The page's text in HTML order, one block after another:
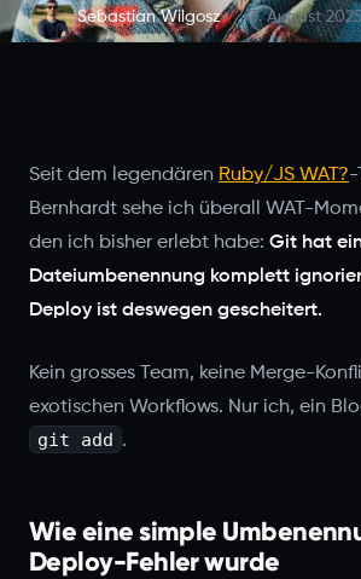
Sebastian Wilgosz 3. August 2025
Seit dem legendären Ruby/JS WAT?-
Bernhardt sehe ich überall WAT-
den ich bisher erlebt habe: Git hat
Dateiumbenennung komplett
Deploy ist deswegen gescheitert.
Kein grosses Team, keine Merge-
exotischen Workflows. Nur ich, ein
git add .
Wie eine simple
Deploy-Fehler wurde